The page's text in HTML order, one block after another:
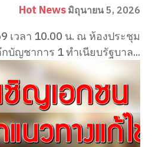
Hot Newsมิถุนายน 5, 2026
เวลา 10.00 น. ณ ห้องประชุม
บัญชาการ 1 ทำเนียบรัฐบาล...